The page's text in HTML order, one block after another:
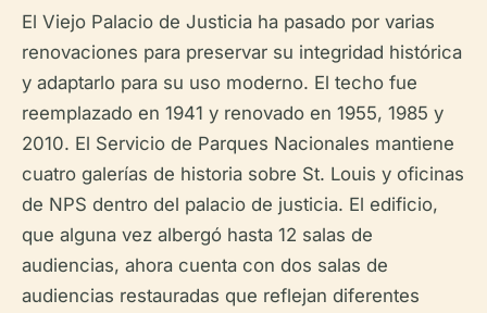
El Viejo Palacio de Justicia ha pasado por varias
renovaciones para preservar su integridad histórica
y adaptarlo para su uso moderno. El techo fue
reemplazado en 1941 y renovado en 1955, 1985 y
2010. El Servicio de Parques Nacionales mantiene
cuatro galerías de historia sobre St. Louis y oficinas
de NPS dentro del palacio de justicia. El edificio,
que alguna vez albergó hasta 12 salas de
audiencias, ahora cuenta con dos salas de
audiencias restauradas que reflejan diferentes